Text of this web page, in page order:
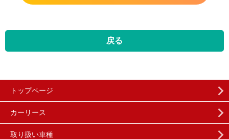
戻る
トップページ
カーリース
取り扱い車種